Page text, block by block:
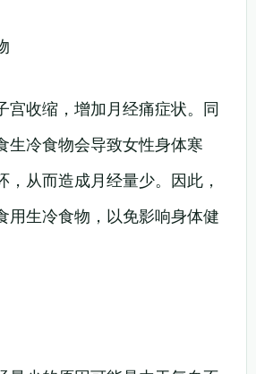
宫收缩，增加月经痛症状。同
生冷食物会导致女性身体寒
，从而造成月经量少。因此，
用生冷食物，以免影响身体健